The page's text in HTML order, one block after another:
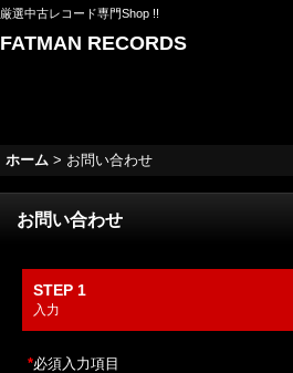
厳選中古レコード専門Shop !!
FATMAN RECORDS
ホーム > お問い合わせ
お問い合わせ
STEP 1
入力
*必須入力項目